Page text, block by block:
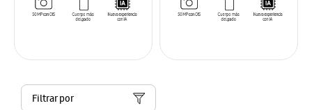
Filtrar por